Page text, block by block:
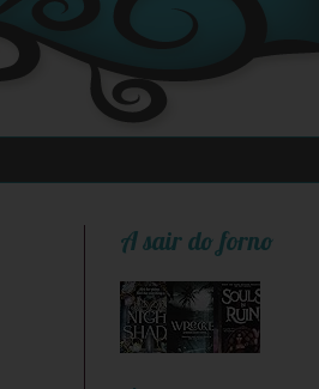
A sair do forno